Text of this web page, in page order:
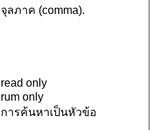
ลภาค (comma).
only
only
ารค้นหาเป็นหัวข้อ